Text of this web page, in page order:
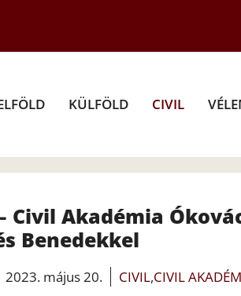
KÜLFÖLD CIVIL
Akadémia
Benedekkel
2023. május 20. CIVIL,CIVIL